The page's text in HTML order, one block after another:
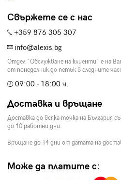
Свържете се с нас
+359 876 305 307
info@alexis.bg
Отдел "Обслужване на клиенти" е на
от понеделник до петък в следните
09:00 - 18:00 ч.
Доставка и връщане
Доставка до всяка точка на България
до 10 работни дни.
Връщане до 14 дни от датата на
Може да платите с: